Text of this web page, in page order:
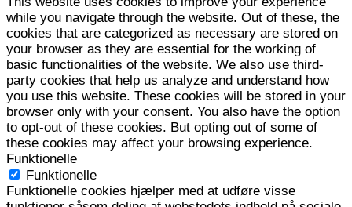
while you navigate through the website. Out of these, the
cookies that are categorized as necessary are stored on
your browser as they are essential for the working of
basic functionalities of the website. We also use third-
party cookies that help us analyze and understand how
you use this website. These cookies will be stored in your
browser only with your consent. You also have the option
to opt-out of these cookies. But opting out of some of
these cookies may affect your browsing experience.
Funktionelle
Funktionelle
Funktionelle cookies hjælper med at udføre visse